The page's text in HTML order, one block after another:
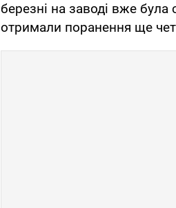
березні на заводі вже
отримали поранення ще